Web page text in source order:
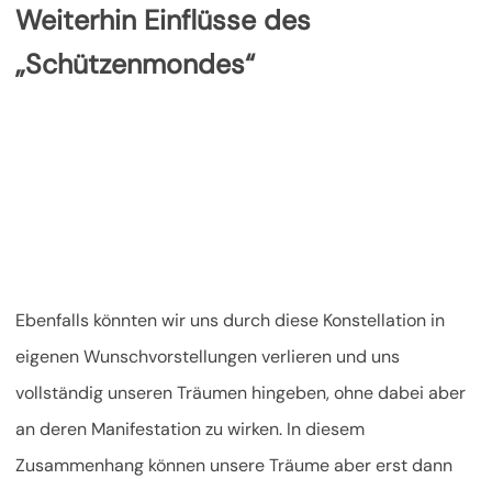
Weiterhin Einflüsse des
„Schützenmondes“
Ebenfalls könnten wir uns durch diese Konstellation in
eigenen Wunschvorstellungen verlieren und uns
vollständig unseren Träumen hingeben, ohne dabei aber
an deren Manifestation zu wirken. In diesem
Zusammenhang können unsere Träume aber erst dann